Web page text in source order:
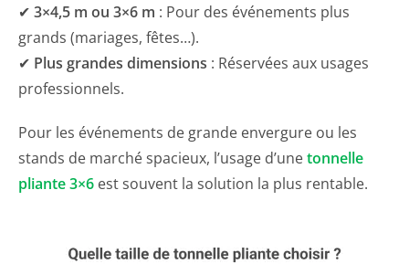
✔ 3×4,5 m ou 3×6 m : Pour des événements plus
grands (mariages, fêtes…).
✔ Plus grandes dimensions : Réservées aux usages
professionnels.
Pour les événements de grande envergure ou les
stands de marché spacieux, l’usage d’unetonnelle
pliante 3×6 est souvent la solution la plus rentable.